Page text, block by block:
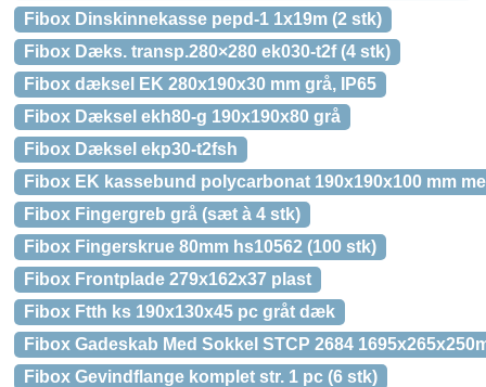
Fibox Dinskinnekasse pepd-1 1x19m (2 stk)
Fibox Dæks. transp.280×280 ek030-t2f (4 stk)
Fibox dæksel EK 280x190x30 mm grå, IP65
Fibox Dæksel ekh80-g 190x190x80 grå
Fibox Dæksel ekp30-t2fsh
Fibox EK kassebund polycarbonat 190x190x100 mm
Fibox Fingergreb grå (sæt à 4 stk)
Fibox Fingerskrue 80mm hs10562 (100 stk)
Fibox Frontplade 279x162x37 plast
Fibox Ftth ks 190x130x45 pc gråt dæk
Fibox Gadeskab Med Sokkel STCP 2684
Fibox Gevindflange komplet str. 1 pc (6 stk)